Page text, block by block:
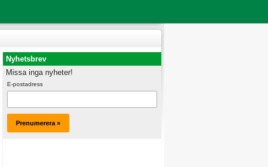
Nyhetsbrev
Missa inga nyheter!
E-postadress